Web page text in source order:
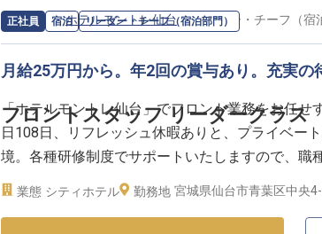
正社員 宿泊 リーダー・チーフ（宿泊部門）
フロントスタッフ リーダークラス
求人情報：ホテルモントレ仙台 のリーダー・チーフ（宿
月給25万円から。年2回の賞与あり。充実の
「ホテルモントレ仙台」でフロント業務をお任せ
日108日、リフレッシュ休暇ありと、プライベー
境。各種研修制度でサポートいたしますので、職
タートしていただけます。給与も月額25万円から
業態 シティホテル 勤務地 宮城県仙台市青葉区中央